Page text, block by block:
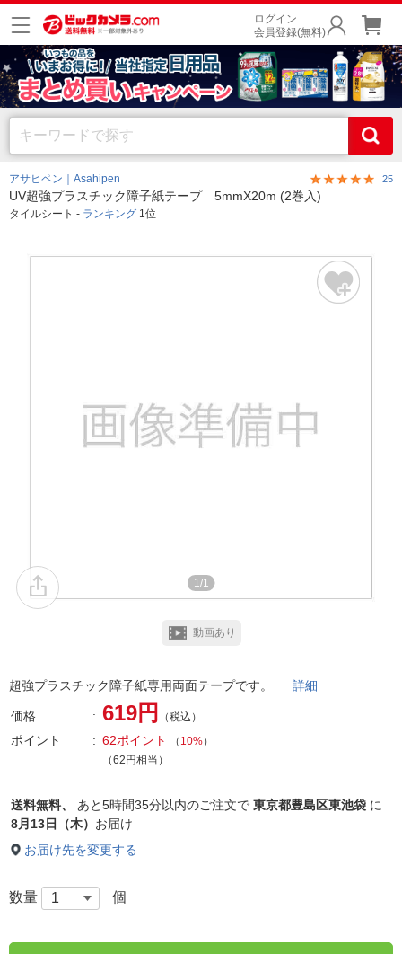
ログイン
会員登録(無料)
アサヒペン｜Asahipen 25
UV超強プラスチック障子紙テープ 5mmX20m (2巻入)
タイルシート - ランキング 1位
1/1
動画あり
超強プラスチック障子紙専用両面テープです。 詳細
価格 619円 （税込）
ポイント 62ポイント （ 10%）
（62円相当）
送料無料、 あと5時間35分以内のご注文で 東京都豊島区東池袋 に
8月13日（木） お届け
お届け先を変更する
数量 個